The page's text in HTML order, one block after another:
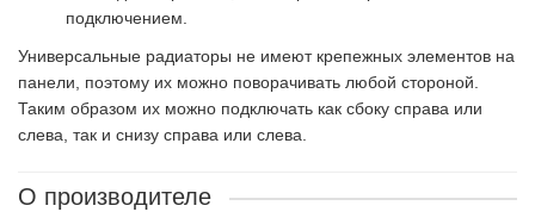
подключением.
Универсальные радиаторы не имеют крепежных элементов на
панели, поэтому их можно поворачивать любой стороной.
Таким образом их можно подключать как сбоку справа или
слева, так и снизу справа или слева.
О производителе